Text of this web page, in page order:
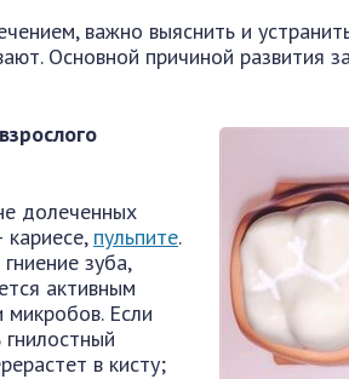
важно выяснить и
Основной причиной развития
долеченных
пульпите.
зуба,
активным
микробов. Если
в кисту;